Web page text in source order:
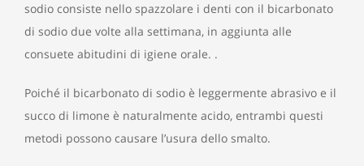
sodio consiste nello spazzolare i denti con il bicarbonato
di sodio due volte alla settimana, in aggiunta alle
consuete abitudini di igiene orale. .
Poiché il bicarbonato di sodio è leggermente abrasivo e il
succo di limone è naturalmente acido, entrambi questi
metodi possono causare l’usura dello smalto.